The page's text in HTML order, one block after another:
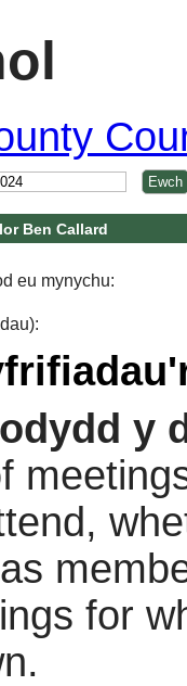
Ben Callard
eu mynychu:
y
for